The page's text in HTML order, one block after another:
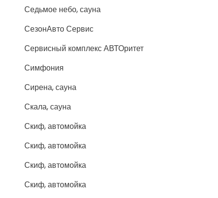
Седьмое небо, сауна
СезонАвто Сервис
Сервисный комплекс АВТОритет
Симфония
Сирена, сауна
Скала, сауна
Скиф, автомойка
Скиф, автомойка
Скиф, автомойка
Скиф, автомойка